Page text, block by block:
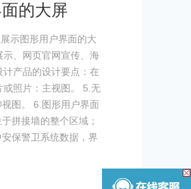
的大屏
示图形用户界面的大
、网页官网宣传、海
产品的设计要点：在
照片：主视图。 5.无
图。 6.图形用户界面
拼接墙的整个区域；
保警卫系统数据，界